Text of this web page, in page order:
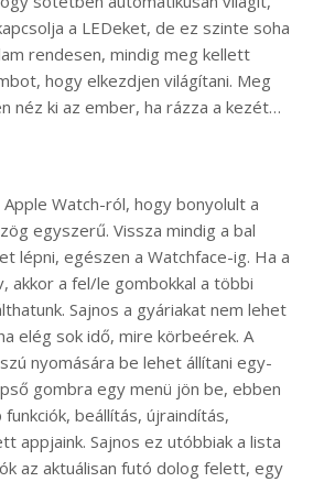
a LEDeket, de ez szinte soha
rendesen, mindig meg kellett
hogy elkezdjen világítani. Meg
néz ki az ember, ha rázza a kezét…
Apple Watch-ról, hogy bonyolult a
egyszerű. Vissza mindig a bal
lépni, egészen a Watchface-ig. Ha a
akkor a fel/le gombokkal a többi
Sajnos a gyáriakat nem lehet
elég sok idő, mire körbeérek. A
nyomására be lehet állítani egy-
gombra egy menü jön be, ebben
beállítás, újraindítás,
appjaink. Sajnos ez utóbbiak a lista
az aktuálisan futó dolog felett, egy